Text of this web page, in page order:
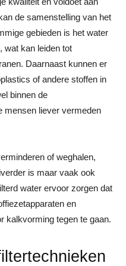
de samenstelling van het
gebieden is het water
wat kan leiden tot
Daarnaast kunnen er
of andere stoffen in
binnen de
mensen liever vermeden
of weghalen,
is maar vaak ook
water ervoor zorgen dat
en
kalkvorming tegen te gaan.